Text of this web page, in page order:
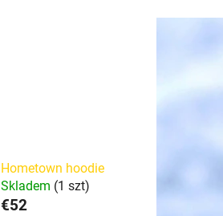
Hometown hoodie
Skladem (1 szt)
€52